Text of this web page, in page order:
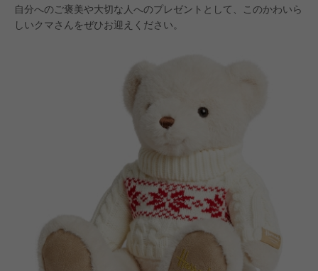
自分へのご褒美や大切な人へのプレゼントとして、このかわいら
しいクマさんをぜひお迎えください。